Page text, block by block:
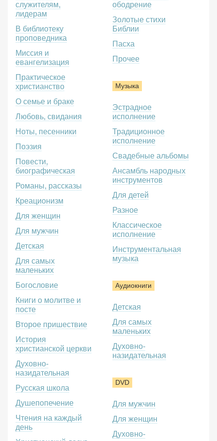
служителям,
лидерам
В библиотеку
проповедника
Миссия и
евангелизация
Практическое
христианство
О семье и браке
Любовь, свидания
Ноты, песенники
Поэзия
Повести,
биографическая
Романы, рассказы
Креационизм
Для женщин
Для мужчин
Детская
Для самых
маленьких
Богословие
Книги о молитве и
посте
Второе пришествие
История
христианской церкви
Духовно-
назидательная
Русская школа
Душепопечение
Чтения на каждый
день
ободрение
Золотые стихи
Библии
Пасха
Прочее
Музыка
Эстрадное
исполнение
Традиционное
исполнение
Свадебные альбомы
Ансамбль народных
инструментов
Для детей
Разное
Классическое
исполнение
Инструментальная
музыка
Аудиокниги
Детская
Для самых
маленьких
Духовно-
назидательная
DVD
Для мужчин
Для женщин
Духовно-